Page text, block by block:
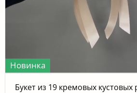
Новинка
Букет из 19 кремовых кустовых